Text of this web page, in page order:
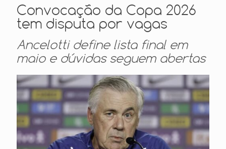
Convocação da Copa 2026
tem disputa por vagas
Ancelotti define lista final em
maio e dúvidas seguem abertas